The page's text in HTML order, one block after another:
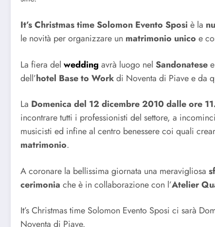
It’s Christmas time Solomon Evento Sposi è la
le novità per organizzare un matrimonio unico e
La fiera del wedding avrà luogo nel Sandonatese
dell’hotel Base to Workdi Noventa di Piave e da
La Domenica del 12 dicembre 2010 dalle ore
incontrare tutti i professionisti del settore, a
musicisti ed infine al centro benessere coi quali
matrimonio.
A coronare la bellissima giornata una meravigliosa
cerimonia che è in collaborazione con l’Atelier
It’s Christmas time Solomon Evento Sposi ci sarà
Noventa di Piave.